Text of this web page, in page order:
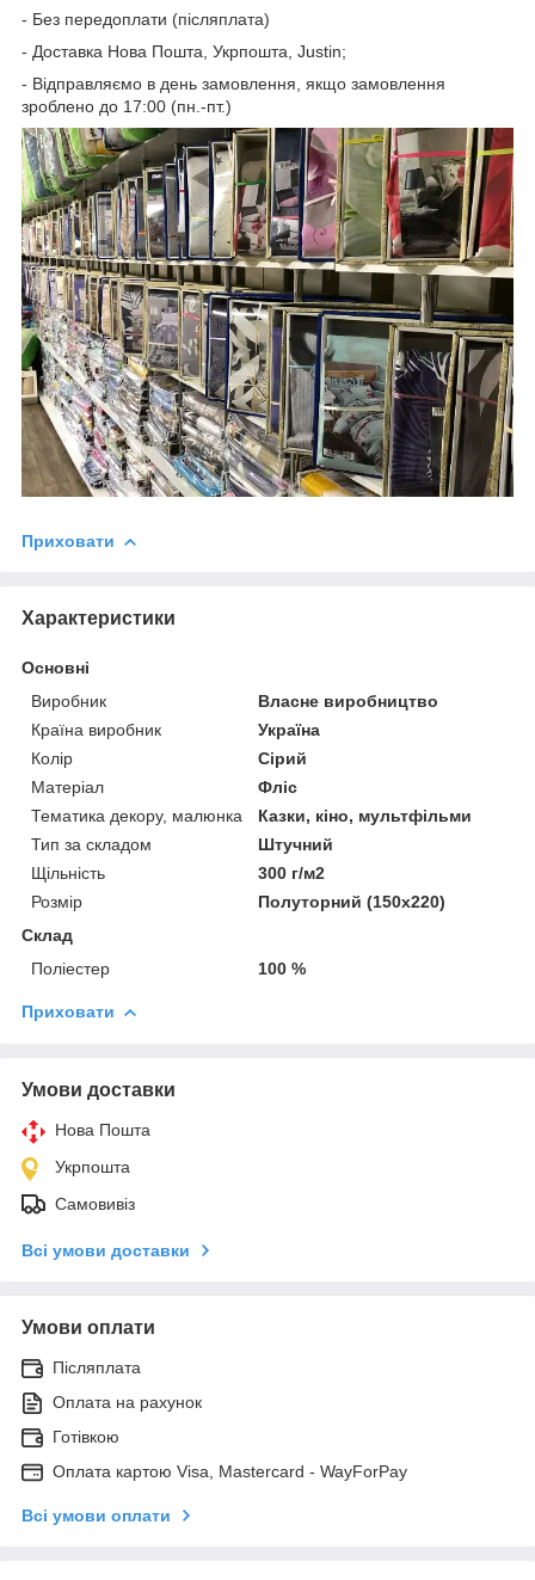
- Без передоплати (післяплата)
- Доставка Нова Пошта, Укрпошта, Justin;
- Відправляємо в день замовлення, якщо замовлення
зроблено до 17:00 (пн.-пт.)
Приховати
Характеристики
Основні
Виробник
Власне виробництво
Країна виробник
Україна
Колір
Сірий
Матеріал
Фліс
Тематика декору, малюнка
Казки, кіно, мультфільми
Тип за складом
Штучний
Щільність
300 г/м2
Розмір
Полуторний (150х220)
Склад
Поліестер
100 %
Приховати
Умови доставки
Нова Пошта
Укрпошта
Самовивіз
Всі умови доставки
Умови оплати
Післяплата
Оплата на рахунок
Готівкою
Оплата картою Visa, Mastercard - WayForPay
Всі умови оплати